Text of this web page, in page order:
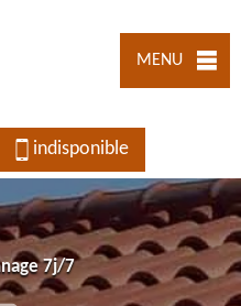
MENU
indisponible
7j/7